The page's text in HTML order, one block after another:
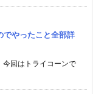
やったこと全部詳
回はトライコーンで